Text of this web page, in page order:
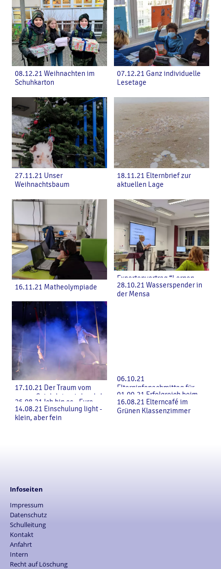
08.12.21 Weihnachten im
Schuhkarton
07.12.21 Ganz individuelle
Lesetage
27.11.21 Unser
Weihnachtsbaum
18.11.21 Elternbrief zur
aktuellen Lage
16.11.21 Matheolympiade
Expertenvortrag “Lernen
macht wieder glücklich“
29.10.21 Zirkusprojekt 8.0
28.10.21 Wasserspender in
der Mensa
17.10.21 Der Traum vom
neuen Spielplatz wird wahr!
06.10.21
Elterninfonachmittag für
Klasse 1
22.09.21 Tag der offenen Tür
01.09.21 Erfolgreich beim
Deutschen Sportabzeichen
26.08.21 Ich bin es - Eure
Schule!
16.08.21 Elterncafé im
Grünen Klassenzimmer
14.08.21 Einschulung light -
klein, aber fein
Infoseiten
Impressum
Datenschutz
Schulleitung
Kontakt
Anfahrt
Intern
Recht auf Löschung